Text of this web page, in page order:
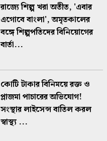
রাজ্যে শিল্প খরা অতীত, 'এবার
এগোবে বাংলা', অমৃতকালের
বঙ্গে শিল্পপতিদের বিনিয়োগের
বার্তা...
কোটি টাকার বিনিময়ে রক্ত ও
প্লাজমা পাচারের অভিযোগ!
সংস্থার লাইসেন্স বাতিল করল
স্বাস্থ্য ...